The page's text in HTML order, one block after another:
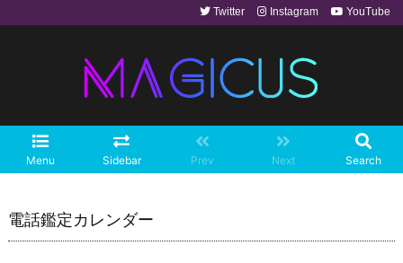
Menu Sidebar Prev Next Search
Twitter Instagram YouTube
電話鑑定カレンダー